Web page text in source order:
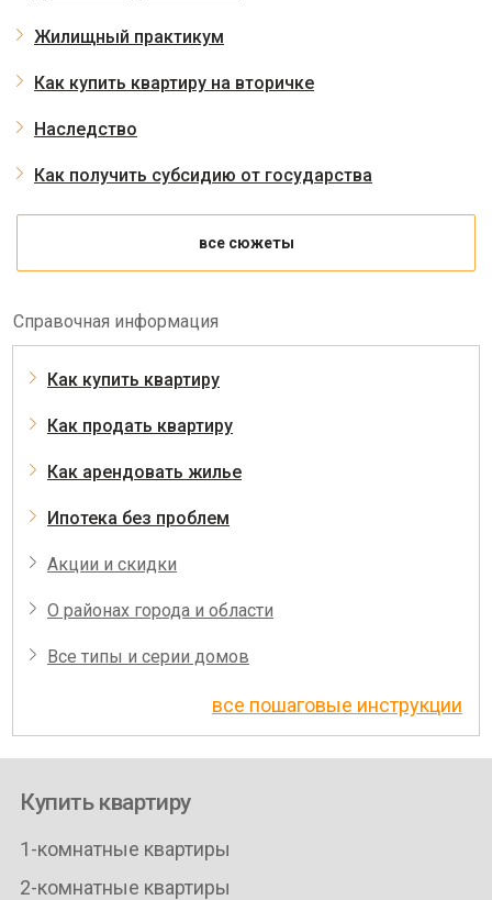
Жилищный практикум
Как купить квартиру на вторичке
Наследство
Как получить субсидию от государства
все сюжеты
Справочная информация
Как купить квартиру
Как продать квартиру
Как арендовать жилье
Ипотека без проблем
Акции и скидки
О районах города и области
Все типы и серии домов
все пошаговые инструкции
Купить квартиру
1-комнатные квартиры
2-комнатные квартиры